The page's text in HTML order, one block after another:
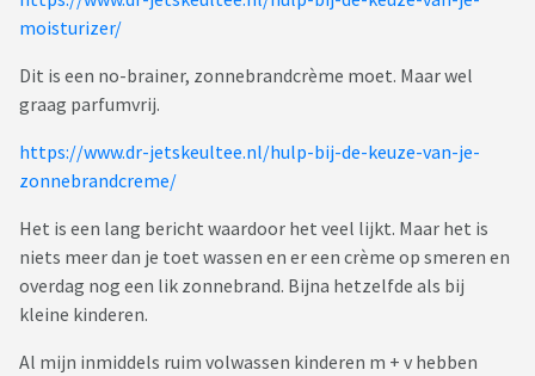
moisturizer/
Dit is een no-brainer, zonnebrandcrème moet. Maar wel
graag parfumvrij.
https://www.dr-jetskeultee.nl/hulp-bij-de-keuze-van-je-
zonnebrandcreme/
Het is een lang bericht waardoor het veel lijkt. Maar het is
niets meer dan je toet wassen en er een crème op smeren en
overdag nog een lik zonnebrand. Bijna hetzelfde als bij
kleine kinderen.
Al mijn inmiddels ruim volwassen kinderen m + v hebben